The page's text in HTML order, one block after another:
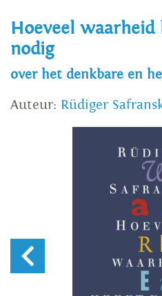
Hoeveel waarheid
nodig
over het denkbare en
Auteur: Rüdiger